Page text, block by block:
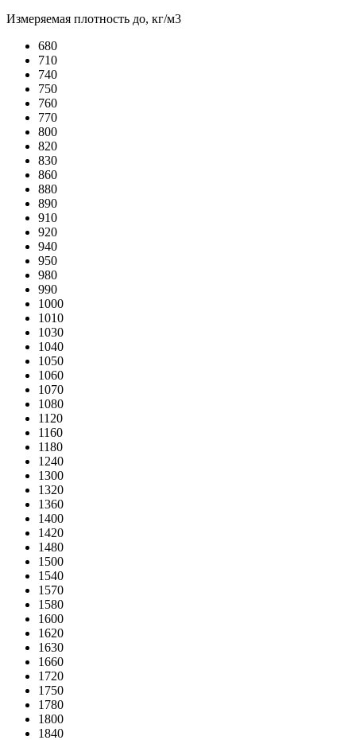
Измеряемая плотность до, кг/м3
680
710
740
750
760
770
800
820
830
860
880
890
910
920
940
950
980
990
1000
1010
1030
1040
1050
1060
1070
1080
1120
1160
1180
1240
1300
1320
1360
1400
1420
1480
1500
1540
1570
1580
1600
1620
1630
1660
1720
1750
1780
1800
1840